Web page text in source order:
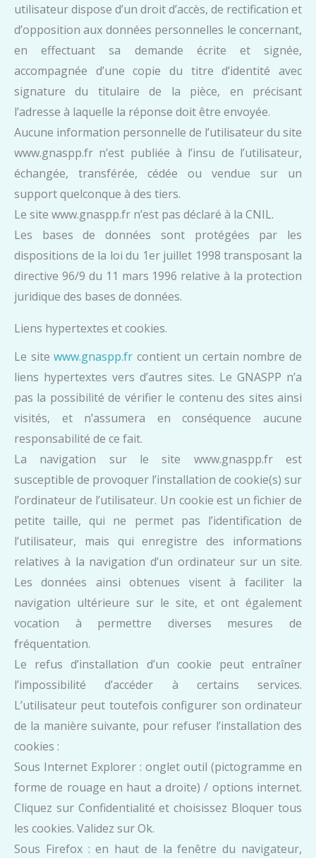
utilisateur dispose d’un droit d’accès, de rectification et
d’opposition aux données personnelles le concernant,
en effectuant sa demande écrite et signée,
accompagnée d’une copie du titre d’identité avec
signature du titulaire de la pièce, en précisant
l’adresse à laquelle la réponse doit être envoyée.
Aucune information personnelle de l’utilisateur du site
www.gnaspp.fr n’est publiée à l’insu de l’utilisateur,
échangée, transférée, cédée ou vendue sur un
support quelconque à des tiers.
Le site www.gnaspp.fr n’est pas déclaré à la CNIL.
Les bases de données sont protégées par les
dispositions de la loi du 1er juillet 1998 transposant la
directive 96/9 du 11 mars 1996 relative à la protection
juridique des bases de données.
Liens hypertextes et cookies.
Le sitewww.gnaspp.fr contient un certain nombre de
liens hypertextes vers d’autres sites. Le GNASPP n’a
pas la possibilité de vérifier le contenu des sites ainsi
visités, et n’assumera en conséquence aucune
responsabilité de ce fait.
La navigation sur le site www.gnaspp.fr est
susceptible de provoquer l’installation de cookie(s) sur
l’ordinateur de l’utilisateur. Un cookie est un fichier de
petite taille, qui ne permet pas l’identification de
l’utilisateur, mais qui enregistre des informations
relatives à la navigation d’un ordinateur sur un site.
Les données ainsi obtenues visent à faciliter la
navigation ultérieure sur le site, et ont également
vocation à permettre diverses mesures de
fréquentation.
Le refus d’installation d’un cookie peut entraîner
l’impossibilité d’accéder à certains services.
L’utilisateur peut toutefois configurer son ordinateur
de la manière suivante, pour refuser l’installation des
cookies :
Sous Internet Explorer : onglet outil (pictogramme en
forme de rouage en haut a droite) / options internet.
Cliquez sur Confidentialité et choisissez Bloquer tous
les cookies. Validez sur Ok.
Sous Firefox : en haut de la fenêtre du navigateur,